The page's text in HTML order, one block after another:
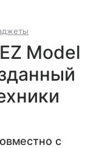
Model
с